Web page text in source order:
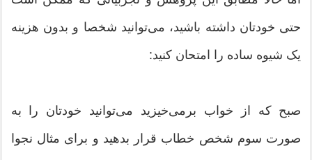
حتی خودتان داشته باشید، می‌توانید شخصا و بدون هزینه
یک شیوه ساده را امتحان کنید:
صبح که از خواب برمی‌خیزید می‌توانید خودتان را به
صورت سوم شخص خطاب قرار بدهید و برای مثال نجوا